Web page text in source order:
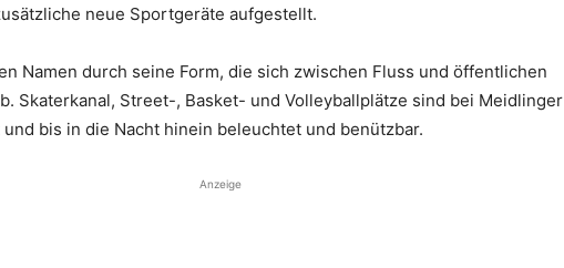
neue Sportgeräte aufgestellt.
Namen durch seine Form, die sich zwischen Fluss und öffentlichen
Skaterkanal, Street-, Basket- und ­Volleyballplätze sind bei Meidlinger
bis in die Nacht hinein beleuchtet und benützbar.
Anzeige